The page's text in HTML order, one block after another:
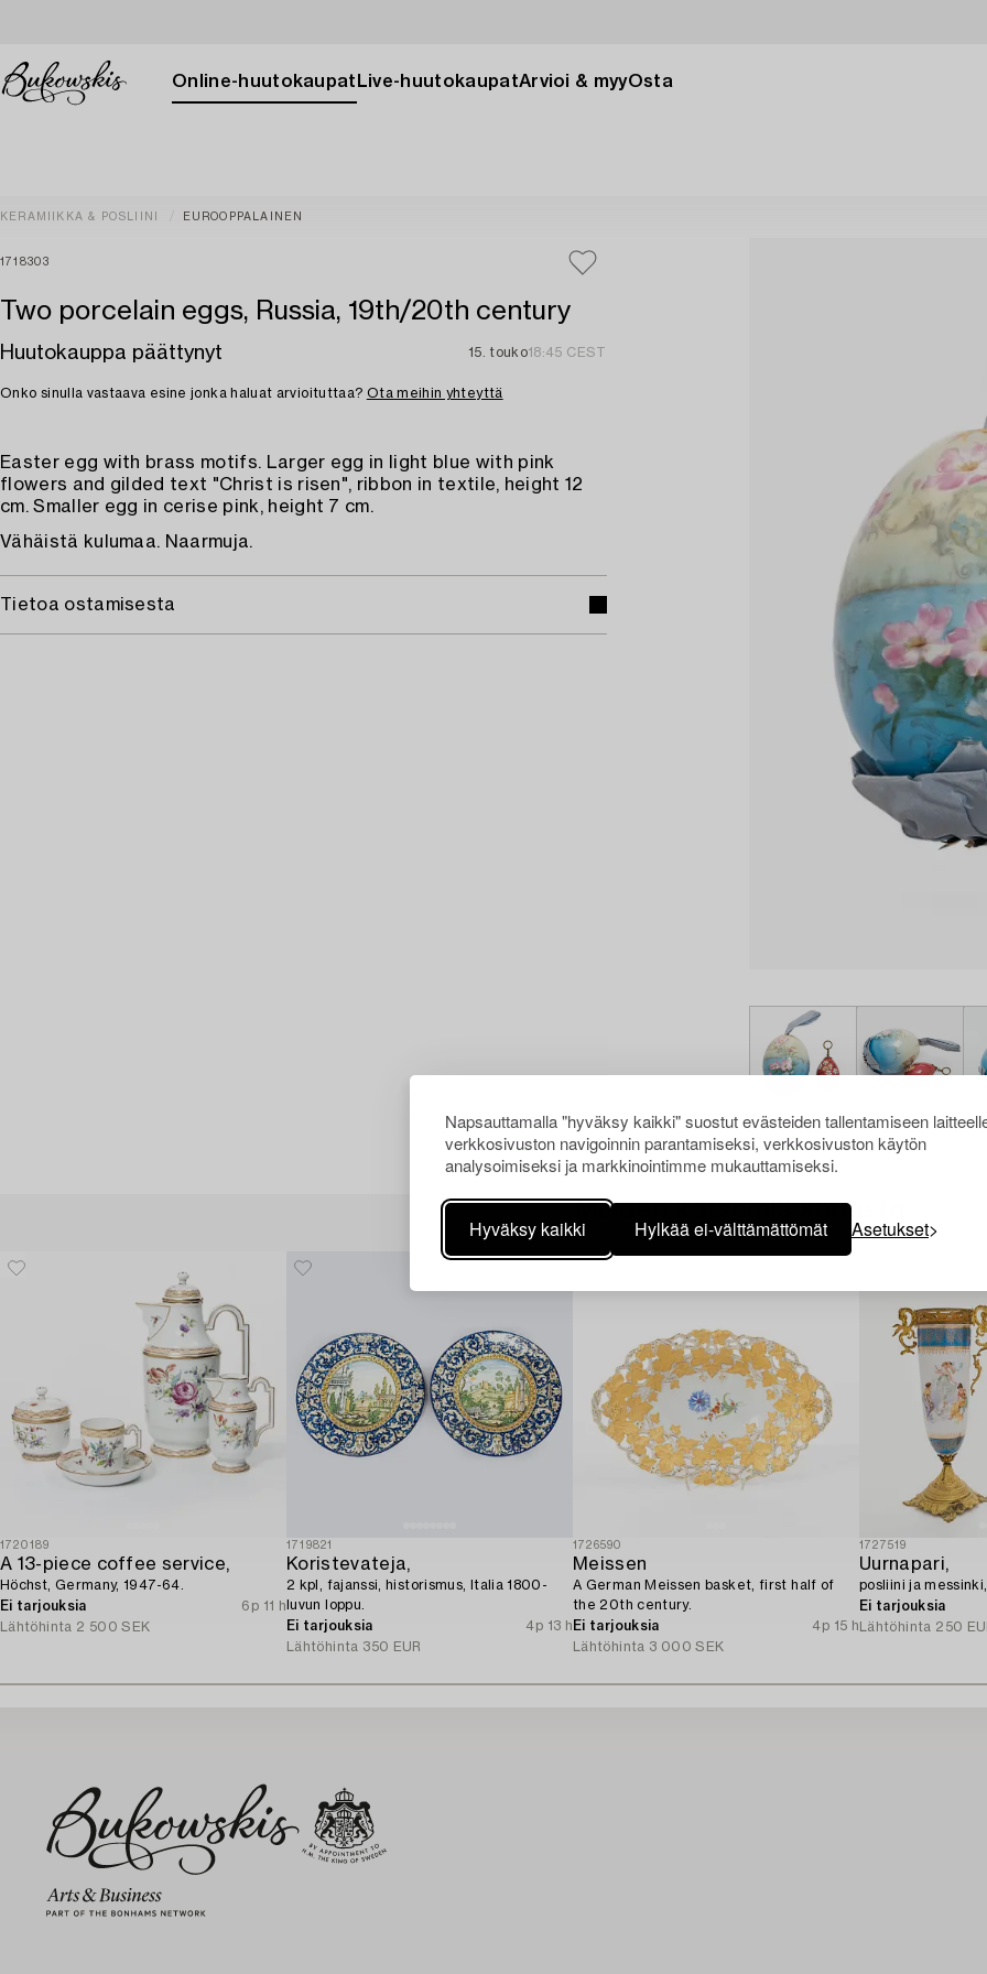
Napsauttamalla "hyväksy kaikki" suostut evästeiden tallentamiseen
verkkosivuston navigoinnin parantamiseksi, verkkosivuston käytön
analysoimiseksi ja markkinointimme mukauttamiseksi.
Hyväksy kaikki Hylkää ei-välttämättömät Asetukset
Online-huutokaupat Live-huutokaupatArvioi & myyOsta
KERAMIIKKA & POSLIINI EUROOPPALAINEN
1718303
Two porcelain eggs, Russia, 19th/20th century
Huutokauppa päättynyt 15. touko18:45 CEST
Onko sinulla vastaava esine jonka haluat arvioituttaa? Ota meihin yhteyttä
Easter egg with brass motifs. Larger egg in light blue with pink
flowers and gilded text "Christ is risen", ribbon in textile, height 12
cm. Smaller egg in cerise pink, height 7 cm.
Vähäistä kulumaa. Naarmuja.
Tietoa ostamisesta
Muiden katsomia kohteita
1720189
A 13-piece coffee service,
Höchst, Germany, 1947-64.
Ei tarjouksia
6p 11 h
Lähtöhinta 2 500 SEK
1719821
Koristevateja,
2 kpl, fajanssi, historismus, Italia 1800-
luvun loppu.
Ei tarjouksia
4p 13 h
Lähtöhinta 350 EUR
1726590
Meissen
A German Meissen basket, first half of
the 20th century.
Ei tarjouksia
4p 15 h
Lähtöhinta 3 000 SEK
1727519
Uurnapari,
posliini ja
Ei tarjouksia
Lähtöhinta 250